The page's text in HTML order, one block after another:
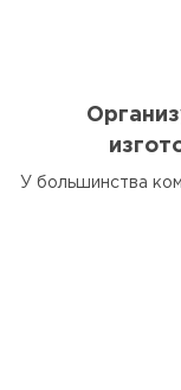
У большинства